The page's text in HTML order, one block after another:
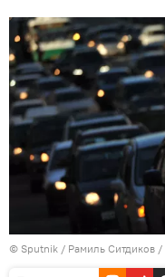
© Sputnik / Рамиль Ситдиков /